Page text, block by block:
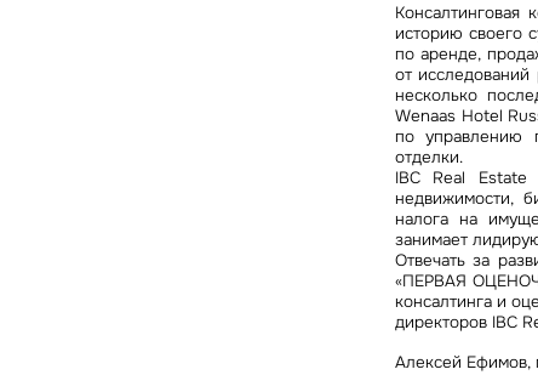
историю своего
по аренде,
от
несколько
Wenaas Hotel
по управлению
отделки.
IBC Real
недвижимости,
налога на
занимает
Отвечать за
«ПЕРВАЯ
консалтинга и
директоров IBC
Алексей Ефимов,